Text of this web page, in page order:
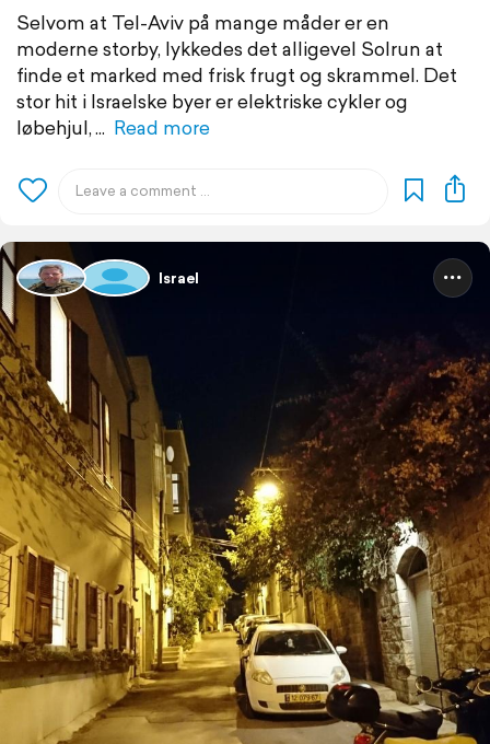
Selvom at Tel-Aviv på mange måder er en
moderne storby, lykkedes det alligevel Solrun at
finde et marked med frisk frugt og skrammel. Det
stor hit i Israelske byer er elektriske cykler og
løbehjul,
Read more
Israel